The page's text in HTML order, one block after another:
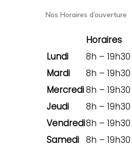
Nos Horaires d’ouverture
Horaires
Lundi
8h – 19h30
Mardi
8h – 19h30
Mercredi8h – 19h30
Jeudi
8h – 19h30
Vendredi8h – 19h30
Samedi 8h – 19h30